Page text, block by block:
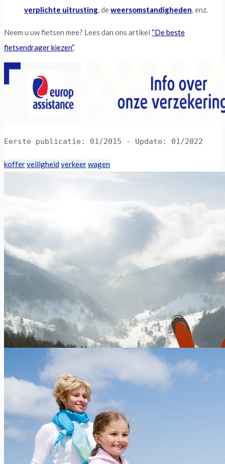
verplichte uitrusting, deweersomstandigheden, enz.
Neem u uw fietsen mee? Lees dan ons artikel “De beste
fietsendrager kiezen”.
Eerste publicatie: 01/2015 - Update: 01/2022
kofferveiligheid verkeerwagen